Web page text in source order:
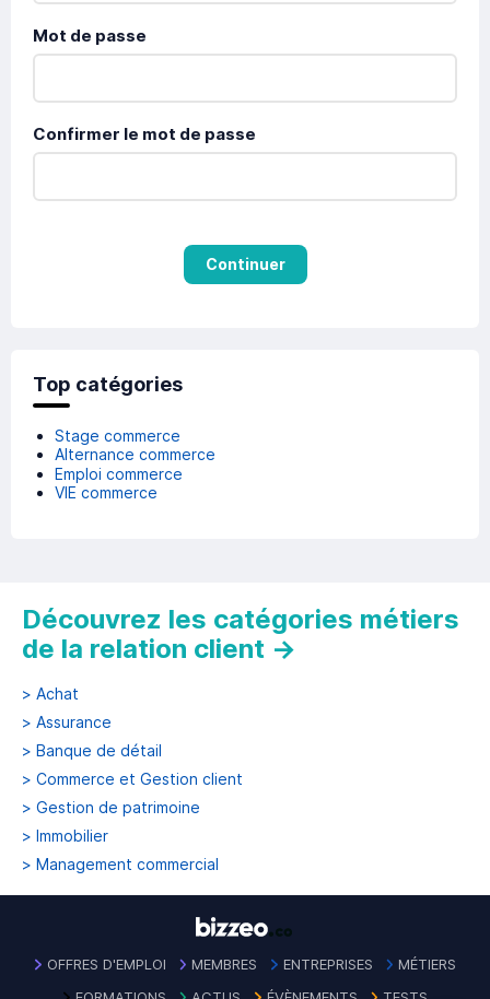
Mot de passe
Confirmer le mot de passe
Continuer
Top catégories
Stage commerce
Alternance commerce
Emploi commerce
VIE commerce
Découvrez les catégories métiers
de la relation client →
> Achat
> Assurance
> Banque de détail
> Commerce et Gestion client
> Gestion de patrimoine
> Immobilier
> Management commercial
OFFRES D'EMPLOI MEMBRES ENTREPRISES
MÉTIERS